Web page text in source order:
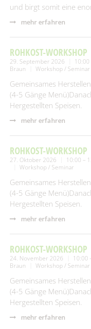
und birgt somit eine
mehr erfahren
ROHKOST-WORKSHOP
29. September 2026
Braun
Workshop / Seminar
Gemeinsames
(4-5 Gänge
Hergestellten Speisen.
mehr erfahren
ROHKOST-WORKSHOP
27. Oktober 2026 10:00 –
Workshop / Seminar
Gemeinsames
(4-5 Gänge
Hergestellten Speisen.
mehr erfahren
ROHKOST-WORKSHOP
24. November 2026 10:00
Braun
Workshop / Seminar
Gemeinsames
(4-5 Gänge
Hergestellten Speisen.
mehr erfahren